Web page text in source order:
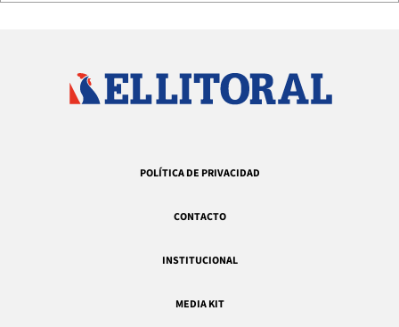
POLÍTICA DE PRIVACIDAD
CONTACTO
INSTITUCIONAL
MEDIA KIT